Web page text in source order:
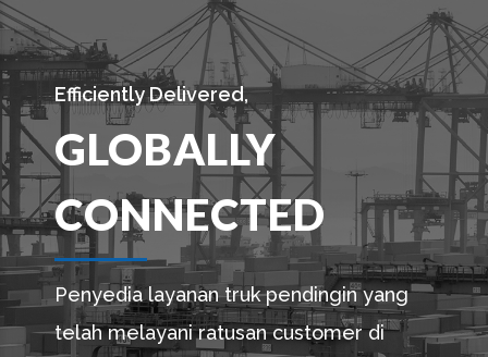
Efficiently Delivered,
GLOBALLY
CONNECTED
Penyedia layanan truk pendingin yang
telah melayani ratusan customer di